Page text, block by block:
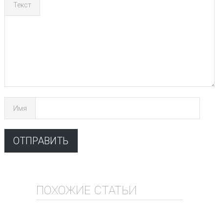
Текст
Имя
ПОХОЖИЕ СТАТЬИ